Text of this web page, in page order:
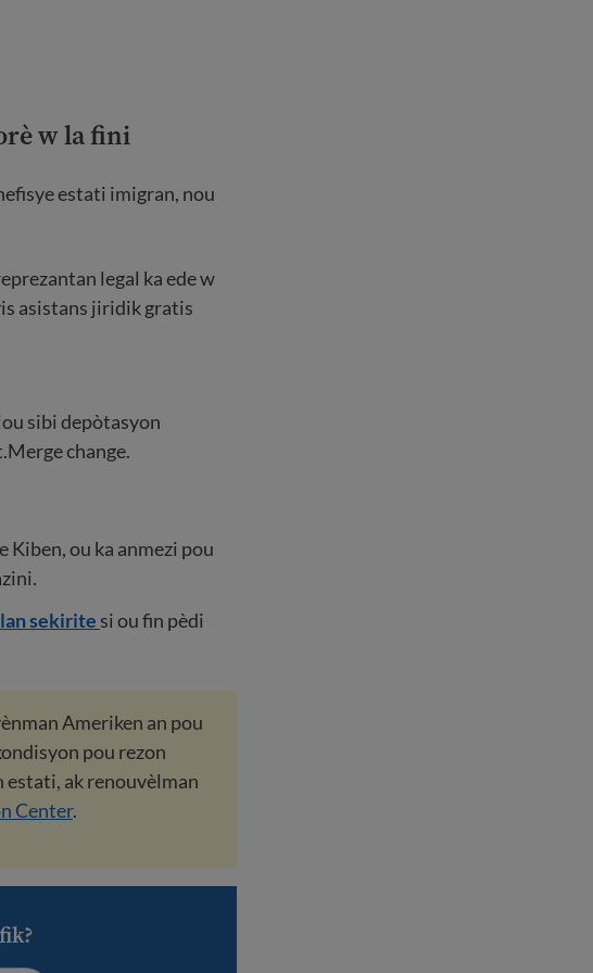
w la fini
estati imigran, nou
legal ka ede w
asistans jiridik gratis
sibi depòtasyon
change.
Kiben, ou ka anmezi pou
sekirite si ou fin pèdi
Ameriken an pou
pou rezon
estati, ak renouvèlman
Center.